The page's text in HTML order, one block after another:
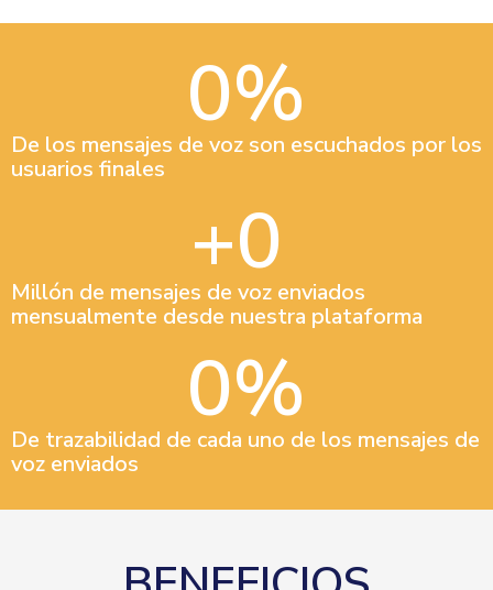
De los mensajes de voz son escuchados por los
usuarios finales
0%
Millón de mensajes de voz enviados
mensualmente desde nuestra plataforma
+0
De trazabilidad de cada uno de los mensajes de
voz enviados
0%